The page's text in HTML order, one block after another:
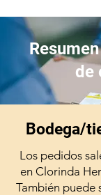
de
Bodega/
Los pedidos
en Clorinda
También puede